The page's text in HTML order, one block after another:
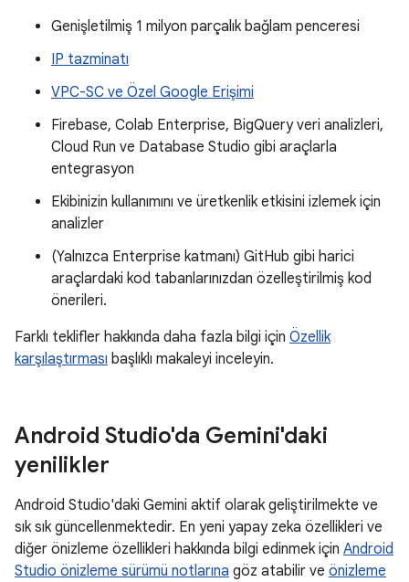
Genişletilmiş 1 milyon parçalık bağlam penceresi
IP tazminatı
VPC-SC ve Özel Google Erişimi
Firebase, Colab Enterprise, BigQuery veri analizleri,
Cloud Run ve Database Studio gibi araçlarla
entegrasyon
Ekibinizin kullanımını ve üretkenlik etkisini izlemek için
analizler
(Yalnızca Enterprise katmanı) GitHub gibi harici
araçlardaki kod tabanlarınızdan özelleştirilmiş kod
önerileri.
Farklı teklifler hakkında daha fazla bilgi için Özellik
karşılaştırması başlıklı makaleyi inceleyin.
Android Studio'da Gemini'daki
yenilikler
Android Studio'daki Gemini aktif olarak geliştirilmekte ve
sık sık güncellenmektedir. En yeni yapay zeka özellikleri ve
diğer önizleme özellikleri hakkında bilgi edinmek için Android
Studio önizleme sürümü notlarına göz atabilir ve önizleme